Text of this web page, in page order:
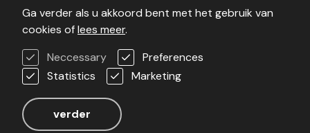
Blog
Werken bij
Veelgestelde vragen
Ga verder als u akkoord bent met het gebruik van
cookies oflees meer.
Neccessary
Preferences
Statistics
Marketing
verder